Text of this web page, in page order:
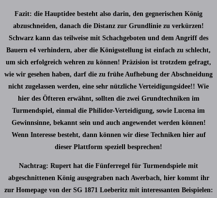
Fazit: die Hauptidee besteht also darin, den gegnerischen König
abzuschneiden, danach die Distanz zur Grundlinie zu verkürzen!
Schwarz kann das teilweise mit Schachgeboten und dem Angriff des
Bauern e4 verhindern, aber die Königsstellung ist einfach zu schlecht,
um sich erfolgreich wehren zu können! Präzision ist trotzdem gefragt,
wie wir gesehen haben, darf die zu frühe Aufhebung der Abschneidung
nicht zugelassen werden, eine sehr nützliche Verteidigungsidee!! Wie
hier des Öfteren erwähnt, sollten die zwei Grundtechniken im
Turmendspiel, einmal die Philidor-Verteidigung, sowie Lucena im
Gewinnsinne, bekannt sein und auch angewendet werden können!
Wenn Interesse besteht, dann können wir diese Techniken hier auf
dieser Plattform speziell besprechen!
Nachtrag: Rupert hat die Fünferregel für Turmendspiele mit
abgeschnittenen König ausgegraben nach Awerbach, hier kommt ihr
zur Homepage von der SG 1871 Loeberitz mit interessanten Beispielen: